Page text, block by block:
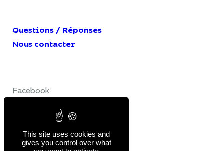
Questions / Réponses
Nous contacter
Facebook
This site uses cookies and
gives you control over what